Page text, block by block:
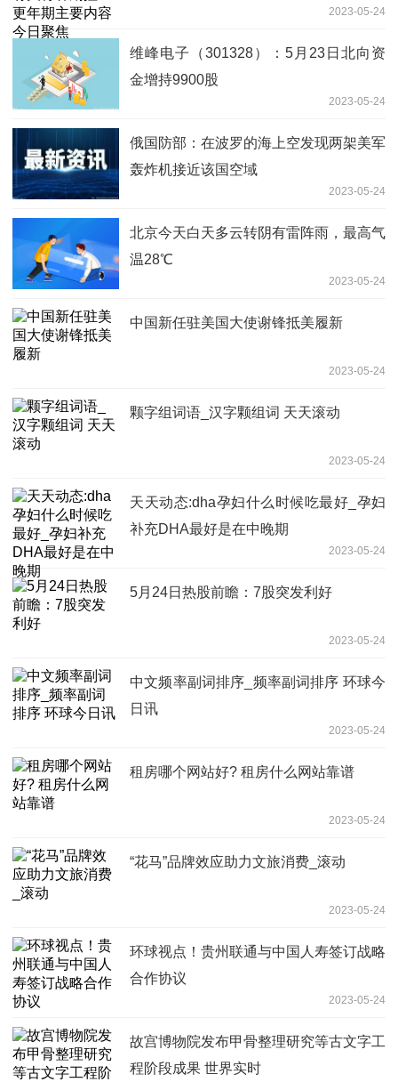
2023-05-24
维峰电子（301328）：5月23日北向资
金增持9900股
2023-05-24
俄国防部：在波罗的海上空发现两架美军
轰炸机接近该国空域
2023-05-24
北京今天白天多云转阴有雷阵雨，最高气
温28℃
2023-05-24
中国新任驻美国大使谢锋抵美履新
2023-05-24
颗字组词语_汉字颗组词 天天滚动
2023-05-24
天天动态:dha孕妇什么时候吃最好_孕妇
补充DHA最好是在中晚期
2023-05-24
5月24日热股前瞻：7股突发利好
2023-05-24
中文频率副词排序_频率副词排序 环球今
日讯
2023-05-24
租房哪个网站好? 租房什么网站靠谱
2023-05-24
“花马”品牌效应助力文旅消费_滚动
2023-05-24
环球视点！贵州联通与中国人寿签订战略
合作协议
2023-05-24
故宫博物院发布甲骨整理研究等古文字工
程阶段成果 世界实时